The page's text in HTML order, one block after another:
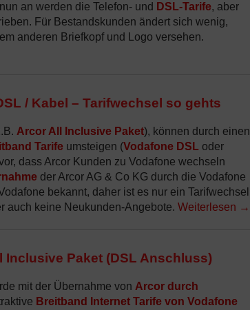
an werden die Telefon- und DSL-Tarife, aber
Für Bestandskunden ändert sich wenig,
anderen Briefkopf und Logo versehen.
/ Kabel – Tarifwechsel so gehts
Arcor All Inclusive Paket), können durch einen
Tarife umsteigen (Vodafone DSL oder
dass Arcor Kunden zu Vodafone wechseln
der Arcor AG & Co KG durch die Vodafone
bekannt, daher ist es nur ein Tarifwechsel
auch keine Neukunden-Angebote. Weiterlesen →
Inclusive Paket (DSL Anschluss)
mit der Übernahme von Arcor durch
Breitband Internet Tarife von Vodafone